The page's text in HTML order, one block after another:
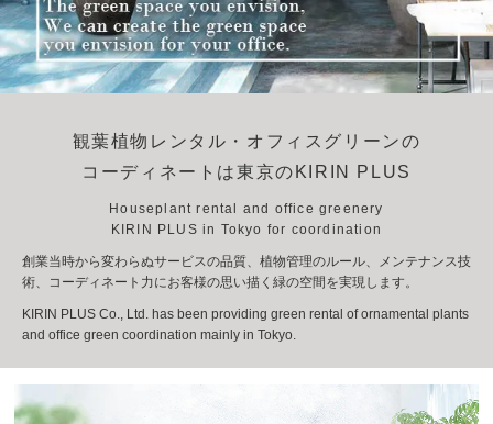
観葉植物レンタル・オフィスグリーンの
コーディネートは東京のKIRIN PLUS
Houseplant rental and office greenery
KIRIN PLUS in Tokyo for coordination
創業当時から変わらぬサービスの品質、植物管理のルール、メンテナンス技
術、コーディネート力にお客様の思い描く緑の空間を実現します。
KIRIN PLUS Co., Ltd. has been providing green rental of ornamental plants
and office green coordination mainly in Tokyo.